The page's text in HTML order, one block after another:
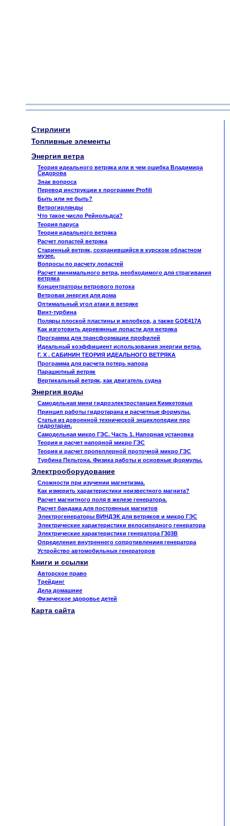
Стирлинги
Топливные элементы
Энергия ветра
Теория идеального ветряка или в чем ошибка Владимира
Сидорова
Знак вопроса
Перевод инструкции к программе Profili
Быть или не быть?
Ветрогирлянды
Что такое число Рейнольдса?
Теория паруса
Теория идеального ветряка
Расчет лопастей ветряка
Старинный ветряк, сохранившийся в курском областном
музее.
Вопросы по расчету лопастей
Расчет минимального ветра, необходимого для страгивания
ветряка
Концентраторы ветрового потока
Ветровая энергия для дома
Оптимальный угол атаки в ветряке
Винт-турбина
Поляры плоской пластины и желобков, а также GOE417A
Как изготовить деревянные лопасти для ветряка
Программа для трансформации профилей
Идеальный коэффициент использования энергии ветра.
Г. X . САБИНИН ТЕОРИЯ ИДЕАЛЬНОГО ВЕТРЯКА
Программа для расчета потерь напора
Парашютный ветряк
Вертикальный ветряк, как двигатель судна
Энергия воды
Самодельная мини гидроэлектростанция Кимкетовых
Принцип работы гидротарана и расчетные формулы.
Статья из довоенной технической энциклопедии про
гидротаран.
Самодельная микро ГЭС. Часть 1. Напорная установка
Теория и расчет напорной микро ГЭС
Теория и расчет пропеллерной проточной микро ГЭС
Турбина Пельтона. Физика работы и основные формулы.
Электрооборудование
Сложности при изучении магнетизма.
Как измерить характеристики неизвестного магнита?
Расчет магнитного поля в железе генератора.
Расчет бандажа для постоянных магнитов
Электрогенераторы ВИНДЭК для ветряков и микро ГЭС
Электрические характеристики велосипедного генератора
Электрические характеристики генератора Г303В
Определение внутреннего сопротивлениия генератора
Устройство автомобильных генераторов
Книги и ссылки
Авторское право
Трейдинг
Дела домашние
Физическое здоровье детей
Карта сайта